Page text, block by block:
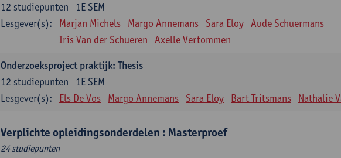
1E SEM
12 studiepunten
Lesgever(s):
Marjan Michels Margo Annemans Sara Eloy Aude Schuermans
Iris Van der Schueren
Axelle Vertommen
Onderzoeksproject praktijk: Thesis
1E SEM
12 studiepunten
Lesgever(s):
Els De Vos Margo Annemans Sara Eloy Bart Tritsmans Nathalie
Verplichte opleidingsonderdelen : Masterproef
24 studiepunten